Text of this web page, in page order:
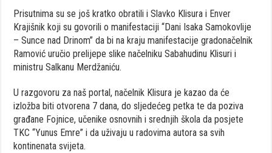
Prisutnima su se još kratko obratili i Slavko Klisura i Enver
Krajišnik koji su govorili o manifestaciji “Dani Isaka Samokovlije
– Sunce nad Drinom” da bi na kraju manifestacije gradonačelnik
Ramović uručio prelijepe slike načelniku Sabahudinu Klisuri i
ministru Salkanu Merdžaniću.
U razgovoru za naš portal, načelnik Klisura je kazao da će
izložba biti otvorena 7 dana, do sljedećeg petka te da poziva
građane Fojnice, učenike osnovnih i srednjih škola da posjete
TKC “Yunus Emre” i da uživaju u radovima autora sa svih
kontinenata svijeta.